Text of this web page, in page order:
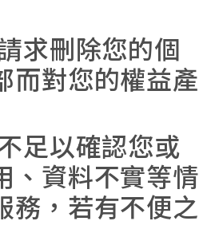
求刪除您的個
而對您的權益產
足以確認您或
、資料不實等情
務，若有不便之